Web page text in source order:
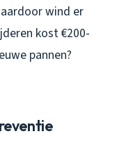
wind er
kost €200-
pannen?